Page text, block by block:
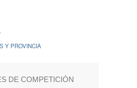
Y PROVINCIA
DE COMPETICIÓN